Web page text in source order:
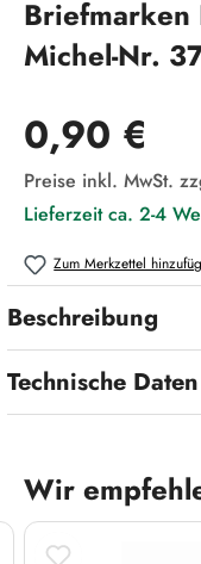
Briefmarken
Michel-Nr.
Regulärer Preis:
0,90 €
Preise inkl. MwSt.
Lieferzeit ca. 2-4
Zum Merkzettel
Beschreibung
Technische Daten
Wir
Produktgalerie